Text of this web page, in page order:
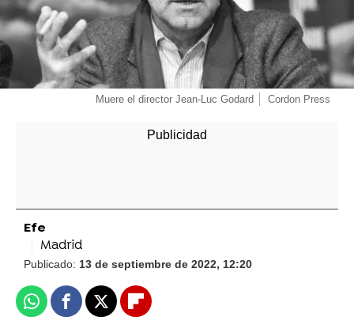
Muere el director Jean-Luc Godard Cordon Press
Efe
Madrid
Publicado: 13 de septiembre de 2022, 12:20
WhatsappFacebook
X Flipboard